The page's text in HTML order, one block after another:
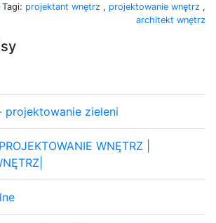
Tagi: projektant wnętrz , projektowanie wnętrz ,
architekt wnętrz
projektowanie zieleni
WNĘTRZ |